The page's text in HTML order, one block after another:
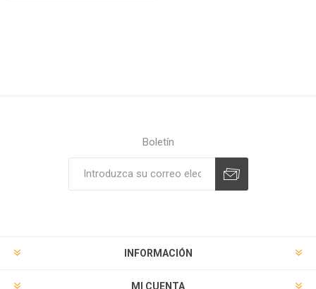
Boletín
INFORMACIÓN
MI CUENTA